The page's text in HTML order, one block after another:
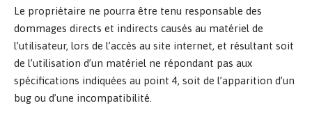
Le propriétaire ne pourra être tenu responsable des
dommages directs et indirects causés au matériel de
l’utilisateur, lors de l’accès au site internet, et résultant soit
de l’utilisation d’un matériel ne répondant pas aux
spécifications indiquées au point 4, soit de l’apparition d’un
bug ou d’une incompatibilité.